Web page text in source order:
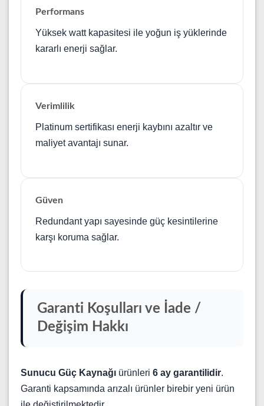
Performans
Yüksek watt kapasitesi ile yoğun iş yüklerinde
kararlı enerji sağlar.
Verimlilik
Platinum sertifikası enerji kaybını azaltır ve
maliyet avantajı sunar.
Güven
Redundant yapı sayesinde güç kesintilerine
karşı koruma sağlar.
Garanti Koşulları ve İade /
Değişim Hakkı
Sunucu Güç Kaynağı ürünleri 6 ay garantilidir.
Garanti kapsamında arızalı ürünler birebir yeni ürün